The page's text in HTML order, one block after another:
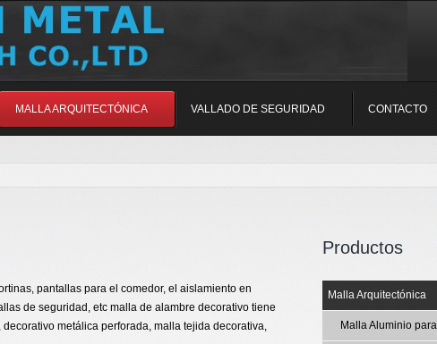
MALLA ARQUITECTÓNICA VALLADO DE SEGURIDAD CONTACTO
pantallas para el comedor, el aislamiento en
de seguridad, etc malla de alambre decorativo tiene
metálica perforada, malla tejida decorativa,
Productos
Malla Arquitectónica
Malla Aluminio